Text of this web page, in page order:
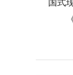
国式
《